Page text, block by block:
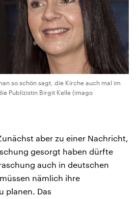
so schön sagt, die Kirche auch mal im
Publizistin Birgit Kelle (imago
aber zu einer Nachricht,
gesorgt haben dürfte
auch in deutschen
nämlich ihre
planen. Das